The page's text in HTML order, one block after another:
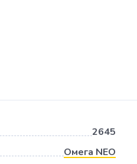
2645
Омега NEO